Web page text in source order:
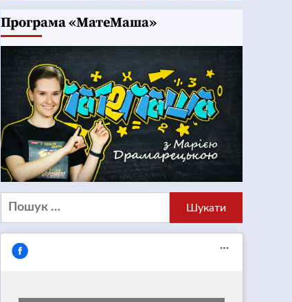
Програма «МатеМаша»
Пошук: